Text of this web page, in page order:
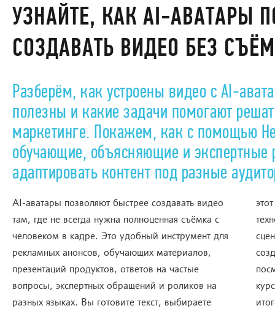
УЗНАЙТЕ, КАК AI-АВАТАРЫ
СОЗДАВАТЬ ВИДЕО БЕЗ
Разберём, как устроены видео с AI-
полезны и какие задачи помогают
маркетинге. Покажем, как с помощью
обучающие, объясняющие и экспертные
адаптировать контент под разные
AI-аватары позволяют быстрее создавать видео
там, где не всегда нужна полноценная съёмка с
человеком в кадре. Это удобный инструмент для
рекламных анонсов, обучающих материалов,
презентаций продуктов, ответов на частые
вопросы, экспертных обращений и роликов на
разных языках. Вы готовите текст, выбираете